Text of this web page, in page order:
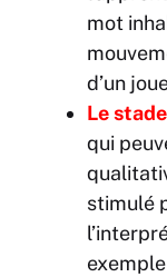
mot
d’un
Le
qui
stimulé